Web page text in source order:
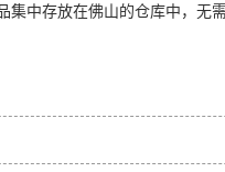
中存放在佛山的仓库中，无